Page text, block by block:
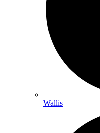
Wallis